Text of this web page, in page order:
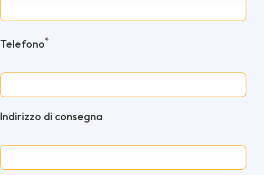
Telefono*
Indirizzo di consegna